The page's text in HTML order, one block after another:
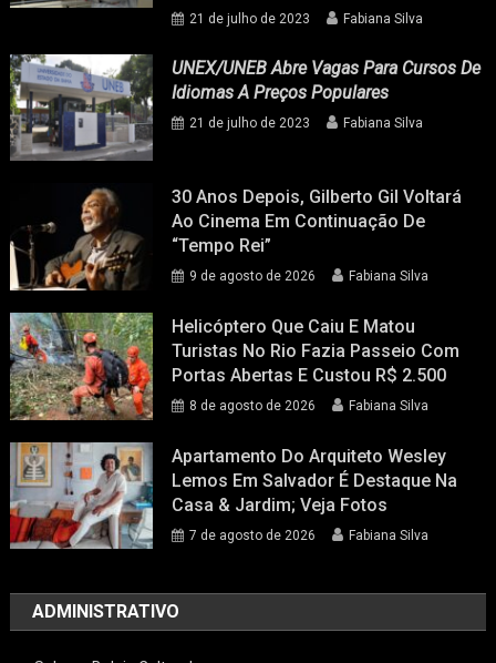
21 de julho de 2023 Fabiana Silva
UNEX/UNEB Abre Vagas Para Cursos De
Idiomas A Preços Populares
21 de julho de 2023 Fabiana Silva
30 Anos Depois, Gilberto Gil Voltará
Ao Cinema Em Continuação De
“Tempo Rei”
9 de agosto de 2026 Fabiana Silva
Helicóptero Que Caiu E Matou
Turistas No Rio Fazia Passeio Com
Portas Abertas E Custou R$ 2.500
8 de agosto de 2026 Fabiana Silva
Apartamento Do Arquiteto Wesley
Lemos Em Salvador É Destaque Na
Casa & Jardim; Veja Fotos
7 de agosto de 2026 Fabiana Silva
ADMINISTRATIVO